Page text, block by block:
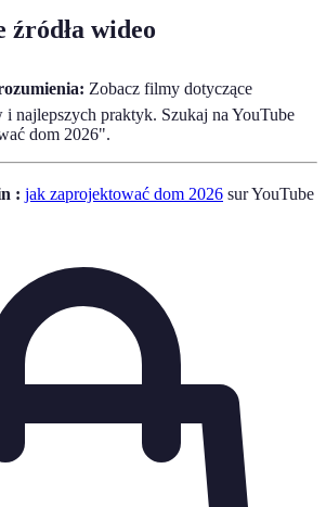
źródła wideo
Zobacz filmy dotyczące
najlepszych praktyk. Szukaj na YouTube
dom 2026".
: jak zaprojektować dom 2026 sur YouTube